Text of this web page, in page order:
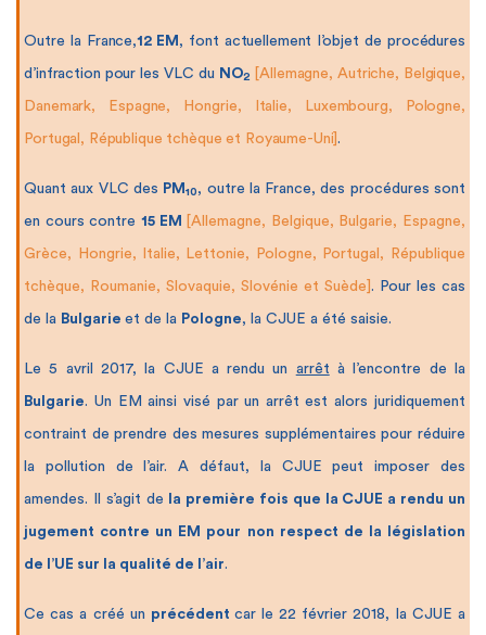
Outre la France,12 EM , font actuellement l’objet de procédures
d’infraction pour les VLC du NO2 [Allemagne, Autriche, Belgique,
Danemark, Espagne, Hongrie, Italie, Luxembourg, Pologne,
Portugal, République tchèque et Royaume-Uni].
Quant aux VLC des PM10 , outre la France, des procédures sont
en cours contre 15 EM [Allemagne, Belgique, Bulgarie, Espagne,
Grèce, Hongrie, Italie, Lettonie, Pologne, Portugal, République
tchèque, Roumanie, Slovaquie, Slovénie et Suède] . Pour les cas
de la Bulgarieet de la Pologne, la CJUE a été saisie.
Le 5 avril 2017, la CJUE a rendu un arrêt à l’encontre de la
Bulgarie. Un EM ainsi visé par un arrêt est alors juridiquement
contraint de prendre des mesures supplémentaires pour réduire
la pollution de l’air. A défaut, la CJUE peut imposer des
amendes. Il s’agit de la première fois que la CJUE a rendu un
jugement contre un EM pour non respect de la législation
de l’UE sur la qualité de l’air.
Ce cas a créé un précédent car le 22 février 2018, la CJUE a